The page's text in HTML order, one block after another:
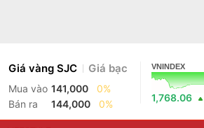
Giá vàng SJC Giá bạc
Mua vào 141,000
0%
Bán ra
144,000 0%
VNINDEX
1,768.06